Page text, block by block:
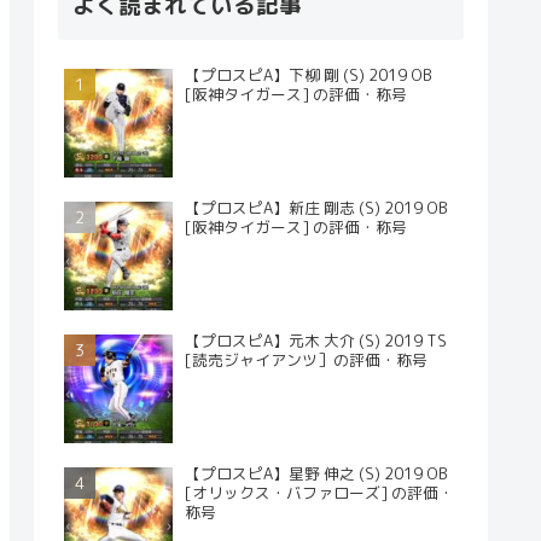
【プロスピA】下柳 剛 (S) 2019 OB
[阪神タイガース] の評価・称号
【プロスピA】新庄 剛志 (S) 2019 OB
[阪神タイガース] の評価・称号
【プロスピA】元木 大介 (S) 2019 TS
[読売ジャイアンツ］の評価・称号
【プロスピA】星野 伸之 (S) 2019 OB
[オリックス・バファローズ] の評価・
称号